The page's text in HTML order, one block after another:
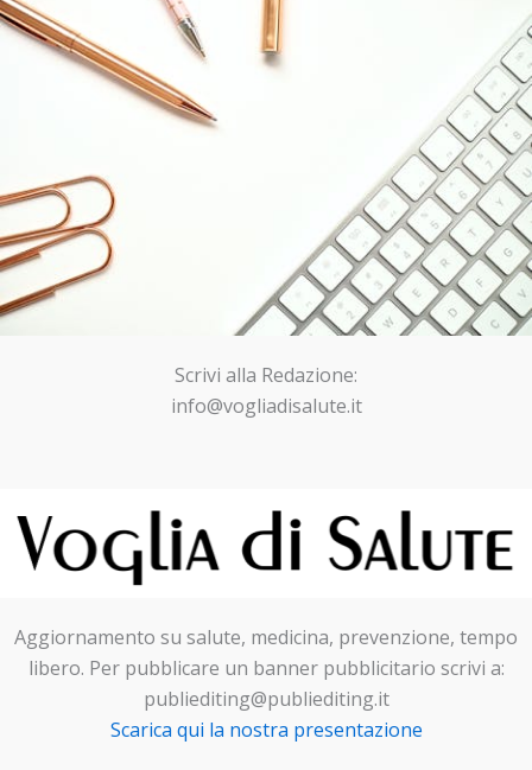
Scrivi alla Redazione:
info@vogliadisalute.it
Aggiornamento su salute, medicina, prevenzione, tempo
libero. Per pubblicare un banner pubblicitario scrivi a:
publiediting@publiediting.it
Scarica qui la nostra presentazione